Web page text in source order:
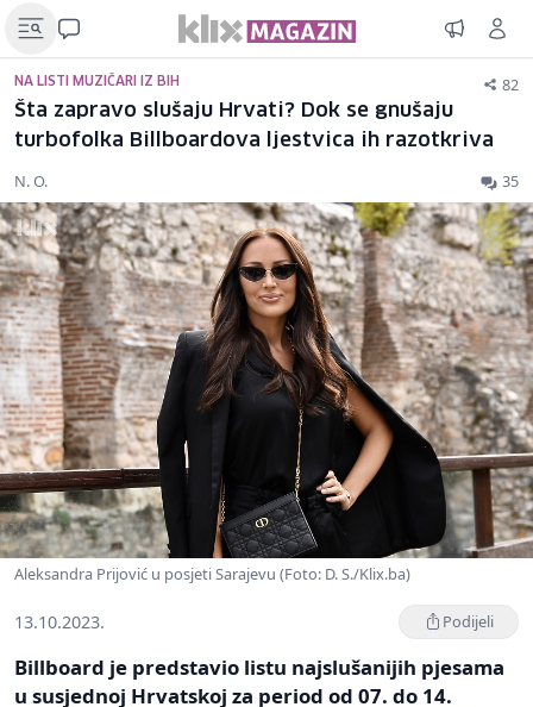
NA LISTI MUZIČARI IZ BIH 82
Šta zapravo slušaju Hrvati? Dok se gnušaju
turbofolka Billboardova ljestvica ih razotkriva
N. O. 35
Aleksandra Prijović u posjeti Sarajevu (Foto: D. S./Klix.ba)
13.10.2023. Podijeli
Billboard je predstavio listu najslušanijih pjesama
u susjednoj Hrvatskoj za period od 07. do 14.